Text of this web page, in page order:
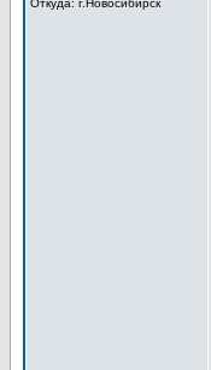
Откуда: г.Новосибирск